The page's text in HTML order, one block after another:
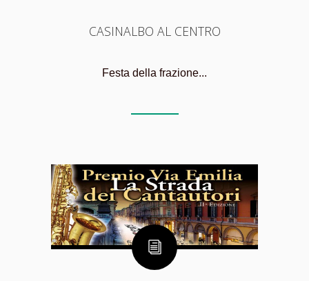
CASINALBO AL CENTRO
Festa della frazione...